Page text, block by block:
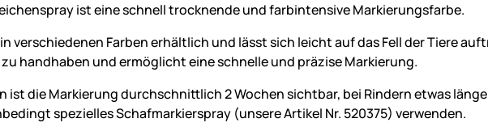
ist eine schnell trocknende und farbintensive Markierungsfarbe.
verschiedenen Farben erhältlich und lässt sich leicht auf das Fell der Tiere
handhaben und ermöglicht eine schnelle und präzise Markierung.
ist die Markierung durchschnittlich 2 Wochen sichtbar, bei Rindern etwas
spezielles Schafmarkierspray (unsere Artikel Nr. 520375) verwenden.